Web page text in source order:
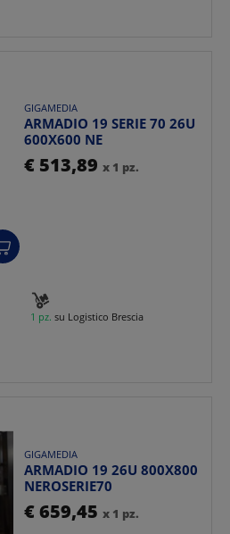
GIGAMEDIA
ARMADIO 19 SERIE 70 26U
600X600 NE
€ 513,89 x 1 pz.
1 pz. su Logistico Brescia
GIGAMEDIA
ARMADIO 19 26U 800X800
NEROSERIE70
€ 659,45 x 1 pz.